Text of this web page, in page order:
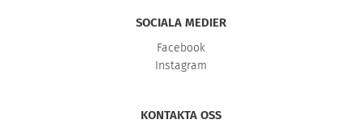
SOCIALA MEDIER
Facebook
Instagram
KONTAKTA OSS